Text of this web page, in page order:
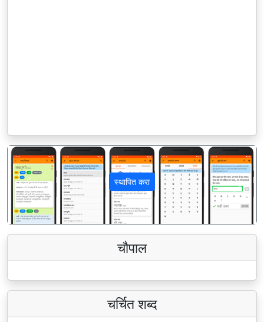
स्थापित करा
पिछला अगला
चौपाल
चर्चित शब्द